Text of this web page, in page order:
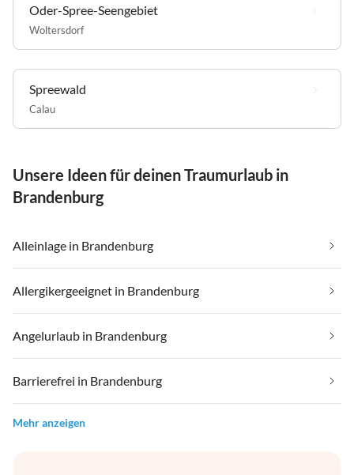
Oder-Spree-Seengebiet
Woltersdorf
Spreewald
Calau
Unsere Ideen für deinen Traumurlaub in
Brandenburg
Alleinlage in Brandenburg
Allergikergeeignet in Brandenburg
Angelurlaub in Brandenburg
Barrierefrei in Brandenburg
Mehr anzeigen